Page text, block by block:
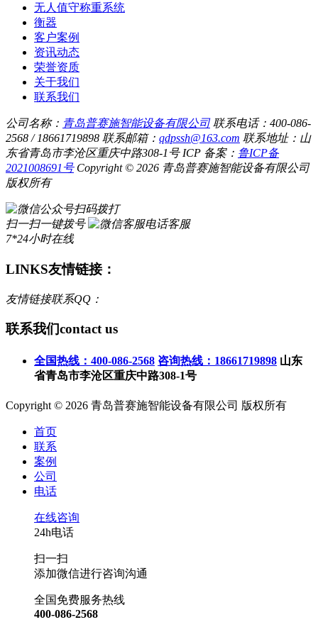
无人值守称重系统
衡器
客户案例
资讯动态
荣誉资质
关于我们
联系我们
公司名称： 青岛普赛施智能设备有限公司 联系电话：400-086-
2568 / 18661719898 联系邮箱： qdpssh@163.com 联系地址：山
东省青岛市李沧区重庆中路308-1号 ICP 备案： 鲁ICP备
2021008691号 Copyright © 2026 青岛普赛施智能设备有限公司
版权所有
扫码拨打
扫一扫一键拨号
电话客服
7*24小时在线
LINKS友情链接：
友情链接联系QQ：
联系我们contact us
全国热线：400-086-2568 咨询热线：18661719898 山东
省青岛市李沧区重庆中路308-1号
Copyright © 2026 青岛普赛施智能设备有限公司 版权所有
首页
联系
案例
公司
电话
在线咨询
24h电话
扫一扫
添加微信进行咨询沟通
全国免费服务热线
400-086-2568